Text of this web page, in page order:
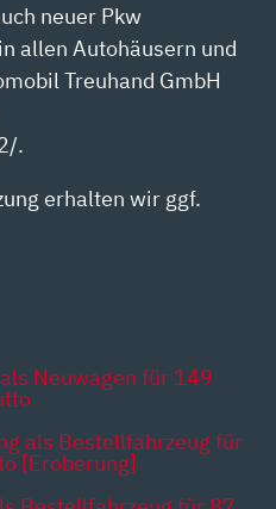
neuer Pkw
allen Autohäusern und
Treuhand GmbH
.
erhalten wir ggf.
Neuwagen für 149
als Bestellfahrzeug für
[Eroberung]